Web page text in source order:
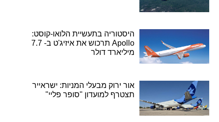
היסטוריה בתעשיית הלואו-קוסט:
Apollo תרכוש את איזיג'ט ב- 7.7
מיליארד דולר
אור ירוק מבעלי המניות: ישראייר
תצטרף למועדון "סופר פליי"